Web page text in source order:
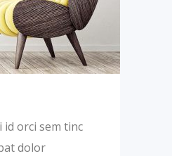
orci sem tinc
dolor